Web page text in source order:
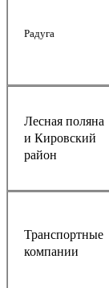
Радуга
Лесная поляна
и Кировский
район
Транспортные
компании